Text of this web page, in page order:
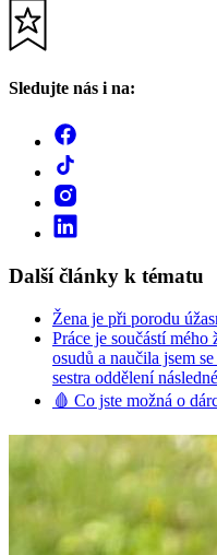
Sledujte nás i na:
Další články k tématu
Žena je při porodu
Práce je součástí
osudů a naučila jsem
sestra oddělení
🩸 Co jste možná o